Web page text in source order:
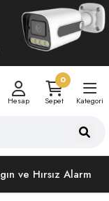
Hesap
0
Sepet
Kategori
ve Hırsız Alarm